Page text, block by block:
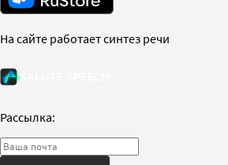
На сайте работает синтез речи
Рассылка: